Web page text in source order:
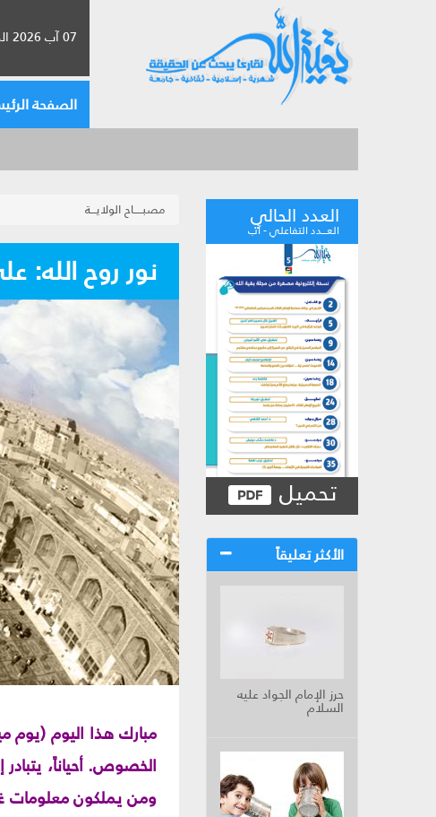
07 آب 2026 الموافق لـ 23 صفر 1448
الصفحة
العدد الحالي
العـــدد التفاعلي - آب
تحميل
الأكثر تعليقاً
حرز الإمام الجواد عليه
السلام
مصبـــــاح الولايـــة
نور روح الله:
مبارك هذا اليوم (يوم
الخصوص. أحياناً،
ومن يملكون معلومات